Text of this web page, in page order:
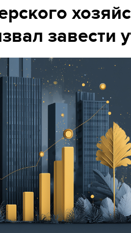
завести